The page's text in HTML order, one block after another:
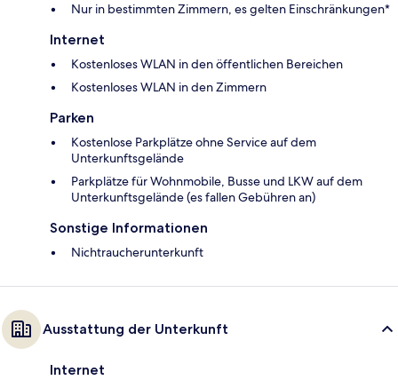
Nur in bestimmten Zimmern, es gelten Einschränkungen*
Internet
Kostenloses WLAN in den öffentlichen Bereichen
Kostenloses WLAN in den Zimmern
Parken
Kostenlose Parkplätze ohne Service auf dem
Unterkunftsgelände
Parkplätze für Wohnmobile, Busse und LKW auf dem
Unterkunftsgelände (es fallen Gebühren an)
Sonstige Informationen
Nichtraucherunterkunft
Ausstattung der Unterkunft
Internet